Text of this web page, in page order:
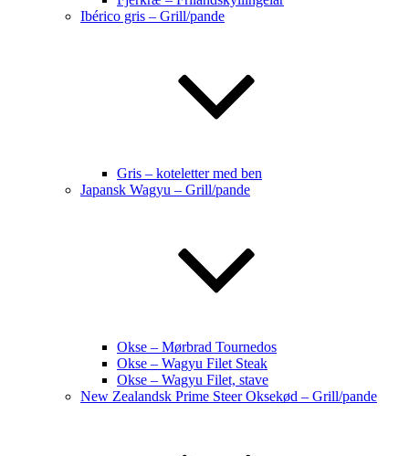
Ibérico gris – Grill/pande
Gris – koteletter med ben
Japansk Wagyu – Grill/pande
Okse – Mørbrad Tournedos
Okse – Wagyu Filet Steak
Okse – Wagyu Filet, stave
New Zealandsk Prime Steer Oksekød – Grill/pande